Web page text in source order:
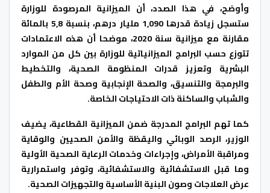
وأوضح، في هذا الصدد، أن الميزانية المرصودة للوزارة
ستسجل زيادة قدرها 1,090 مليار درهم، بنسبة 5,8 بالمائة
مقارنة مع ميزانية سنة 2020، موضحا أن هذه الاعتمادات
تتوزع حسب البرامج الميزانياتية للوزارة بين كل من الموارد
البشرية وتعزيز قدرات المنظومة الصحية، والتخطيط
والبرمجة والتنسيق، والصحة الإنجابية وصحة الأم والطفل
والشباب والساكنة ذات الاحتياجات الخاصة.
كما تهم البرامج المدرجة ضمن الميزانية القطاعية، يضيف
الوزير، الرصد الوبائي واليقظة والأمن الصحيين والوقاية
ومراقبة الأمراض، وإجراءات وخدمات الرعاية الصحية الأولية
وما قبل الاستشفائية والاستشفائية، وتوفر واستمرارية
عرض العلاجات وصون البنية الأساسية والتجهيزات الصحية.